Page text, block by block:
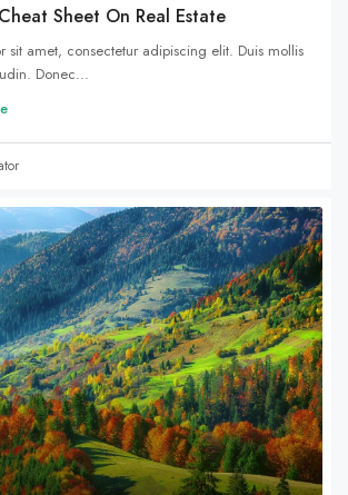
Sheet On Real Estate
sit amet, consectetur adipiscing elit. Duis mollis
Donec...